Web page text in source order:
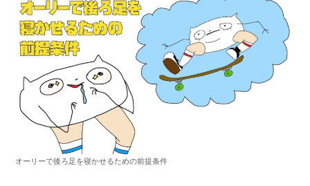
オーリーで後ろ足を寝かせるための前提条件